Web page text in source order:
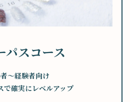
パスコース
〜経験者向け
で確実にレベルアップ